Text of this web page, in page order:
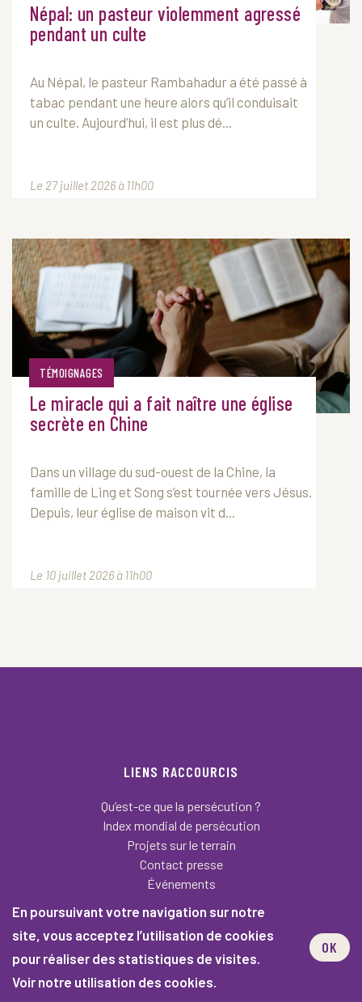
En poursuivant votre navigation sur notre
site, vous acceptez l’utilisation de cookies
pour réaliser des statistiques de visites.
Voir notre utilisation des cookies.
OK
Népal: un pasteur violemment agressé
pendant un culte
Au Népal, le pasteur Rambahadur a été passé à
tabac pendant une heure alors qu’il conduisait
un culte. Aujourd’hui, il est plus dé...
Le 27 juillet 2026 à 11h00
TÉMOIGNAGES
Le miracle qui a fait naître une église
secrète en Chine
Dans un village du sud-ouest de la Chine, la
famille de Ling et Song s’est tournée vers Jésus.
Depuis, leur église de maison vit d...
Le 10 juillet 2026 à 11h00
LIENS RACCOURCIS
Qu’est-ce que la persécution ?
Index mondial de persécution
Projets sur le terrain
Contact presse
Événements
Nous connaître
Notre histoire
Nous rejoindre